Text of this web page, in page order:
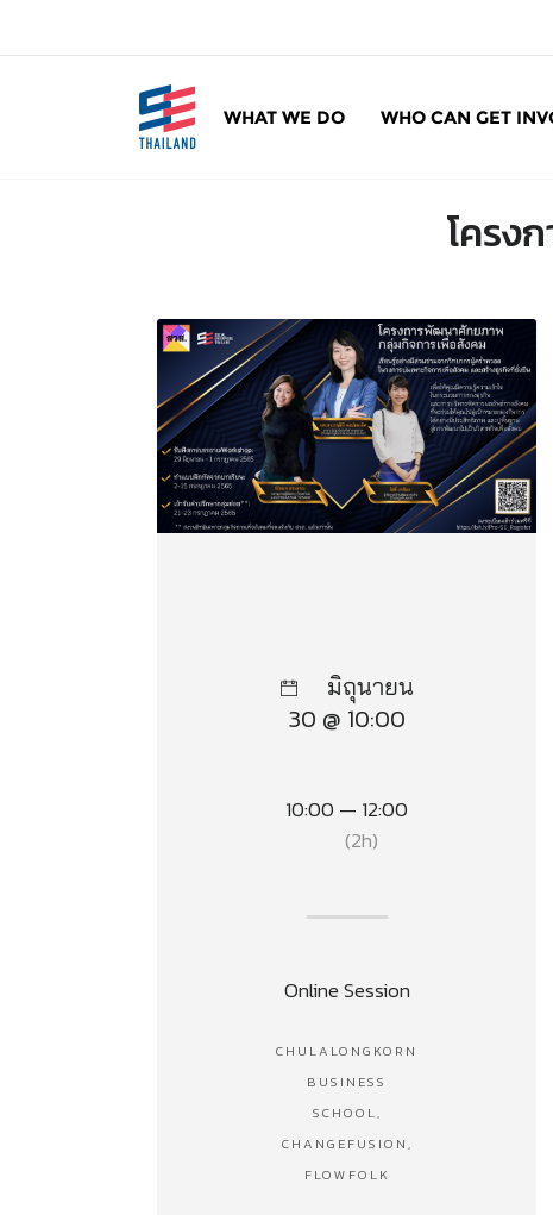
WHAT WE DO WHO CAN GET
โครง
มิถุนายน
30 @ 10:00
10:00 — 12:00
(2h)
Online Session
CHULALONGKORN
BUSINESS
SCHOOL,
CHANGEFUSION,
FLOWFOLK